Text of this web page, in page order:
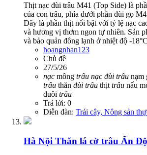
Thịt nạc đùi trâu M41 (Top Side) là
của con trâu, phía dưới phần đùi gọ
Đây là phần thịt nổi bật với tỷ lệ nạc
và hương vị thơm ngon tự nhiên. Sản
và bảo quản đông lạnh ở nhiệt độ -
hoangnhan123
Chủ đề
27/5/26
nạc mông trâu nạc đùi trâu nạm
trâu thăn đùi trâu thịt trâu nấu
đuôi trâu
Trả lời: 0
Diễn đàn: Trái cây, Nông sản
Hà Nội Thăn lá cờ trâu Ấn